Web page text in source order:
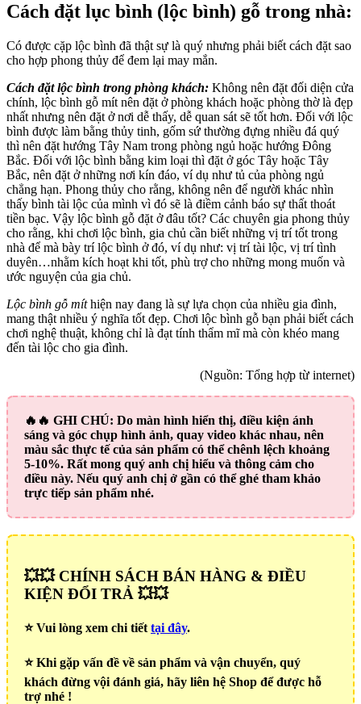
Cách đặt lục bình (lộc bình) gỗ trong nhà:
Có được cặp lộc bình đã thật sự là quý nhưng phải biết cách đặt sao
cho hợp phong thủy để đem lại may mắn.
Cách đặt lộc bình trong phòng khách: Không nên đặt đối diện cửa
chính, lộc bình gỗ mít nên đặt ở phòng khách hoặc phòng thờ là đẹp
nhất nhưng nên đặt ở nơi dễ thấy, dễ quan sát sẽ tốt hơn. Đối với lộc
bình được làm bằng thủy tinh, gốm sứ thường đựng nhiều đá quý
thì nên đặt hướng Tây Nam trong phòng ngủ hoặc hướng Đông
Bắc. Đối với lộc bình bằng kim loại thì đặt ở góc Tây hoặc Tây
Bắc, nên đặt ở những nơi kín đáo, ví dụ như tủ của phòng ngủ
chẳng hạn. Phong thủy cho rằng, không nên để người khác nhìn
thấy bình tài lộc của mình vì đó sẽ là điềm cảnh báo sự thất thoát
tiền bạc. Vậy lộc bình gỗ đặt ở đâu tốt? Các chuyên gia phong thủy
cho rằng, khi chơi lộc bình, gia chủ cần biết những vị trí tốt trong
nhà để mà bày trí lộc bình ở đó, ví dụ như: vị trí tài lộc, vị trí tình
duyên…nhằm kích hoạt khi tốt, phù trợ cho những mong muốn và
ước nguyện của gia chủ.
Lộc bình gỗ míthiện nay đang là sự lựa chọn của nhiều gia đình,
mang thật nhiều ý nghĩa tốt đẹp. Chơi lộc bình gỗ bạn phải biết cách
chơi nghệ thuật, không chỉ là đạt tính thẩm mĩ mà còn khéo mang
đến tài lộc cho gia đình.
(Nguồn: Tổng hợp từ internet)
🔥🔥 GHI CHÚ: Do màn hình hiển thị, điều kiện ánh
sáng và góc chụp hình ảnh, quay video khác nhau, nên
màu sắc thực tế của sản phẩm có thể chênh lệch khoảng
5-10%. Rất mong quý anh chị hiểu và thông cảm cho
điều này. Nếu quý anh chị ở gần có thể ghé tham khảo
trực tiếp sản phẩm nhé.
💥💥 CHÍNH SÁCH BÁN HÀNG & ĐIỀU
KIỆN ĐỔI TRẢ 💥💥
⭐️ Vui lòng xem chi tiết tại đây.
⭐️ Khi gặp vấn đề về sản phẩm và vận chuyển, quý
khách đừng vội đánh giá, hãy liên hệ Shop để được hỗ
trợ nhé !